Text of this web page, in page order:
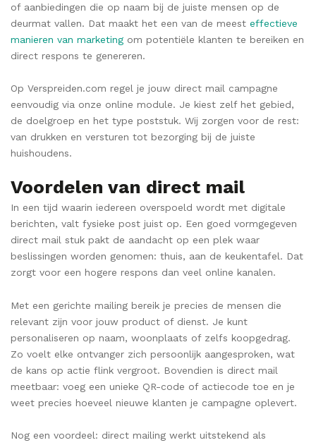
of aanbiedingen die op naam bij de juiste mensen op de
deurmat vallen. Dat maakt het een van de meest effectieve
manieren van marketing om potentiële klanten te bereiken en
direct respons te genereren.
Op Verspreiden.com regel je jouw direct mail campagne
eenvoudig via onze online module. Je kiest zelf het gebied,
de doelgroep en het type poststuk. Wij zorgen voor de rest:
van drukken en versturen tot bezorging bij de juiste
huishoudens.
Voordelen van direct mail
In een tijd waarin iedereen overspoeld wordt met digitale
berichten, valt fysieke post juist op. Een goed vormgegeven
direct mail stuk pakt de aandacht op een plek waar
beslissingen worden genomen: thuis, aan de keukentafel. Dat
zorgt voor een hogere respons dan veel online kanalen.
Met een gerichte mailing bereik je precies de mensen die
relevant zijn voor jouw product of dienst. Je kunt
personaliseren op naam, woonplaats of zelfs koopgedrag.
Zo voelt elke ontvanger zich persoonlijk aangesproken, wat
de kans op actie flink vergroot. Bovendien is direct mail
meetbaar: voeg een unieke QR-code of actiecode toe en je
weet precies hoeveel nieuwe klanten je campagne oplevert.
Nog een voordeel: direct mailing werkt uitstekend als